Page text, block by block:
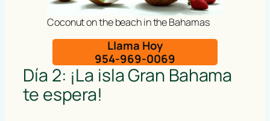
Coconut on the beach in the Bahamas
Llama Hoy
954-969-0069
Día 2: ¡La isla Gran Bahama
te espera!